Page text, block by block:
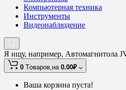
Компьютерная техника
Инструменты
Видеонаблюдение
Я ищу, например, Автомагнитола
0 Tоваров,на 0.00₽
Ваша корзина пуста!